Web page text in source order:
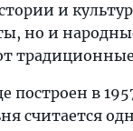
и
но и
в
считается